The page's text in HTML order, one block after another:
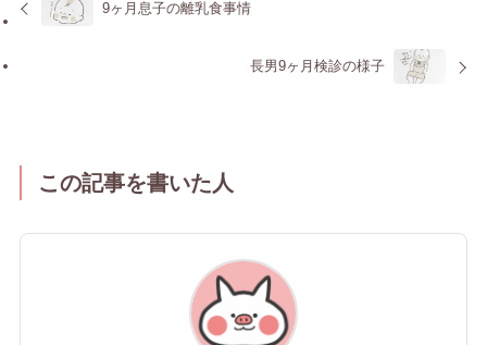
9ヶ月息子の離乳食事情
長男9ヶ月検診の様子
この記事を書いた人